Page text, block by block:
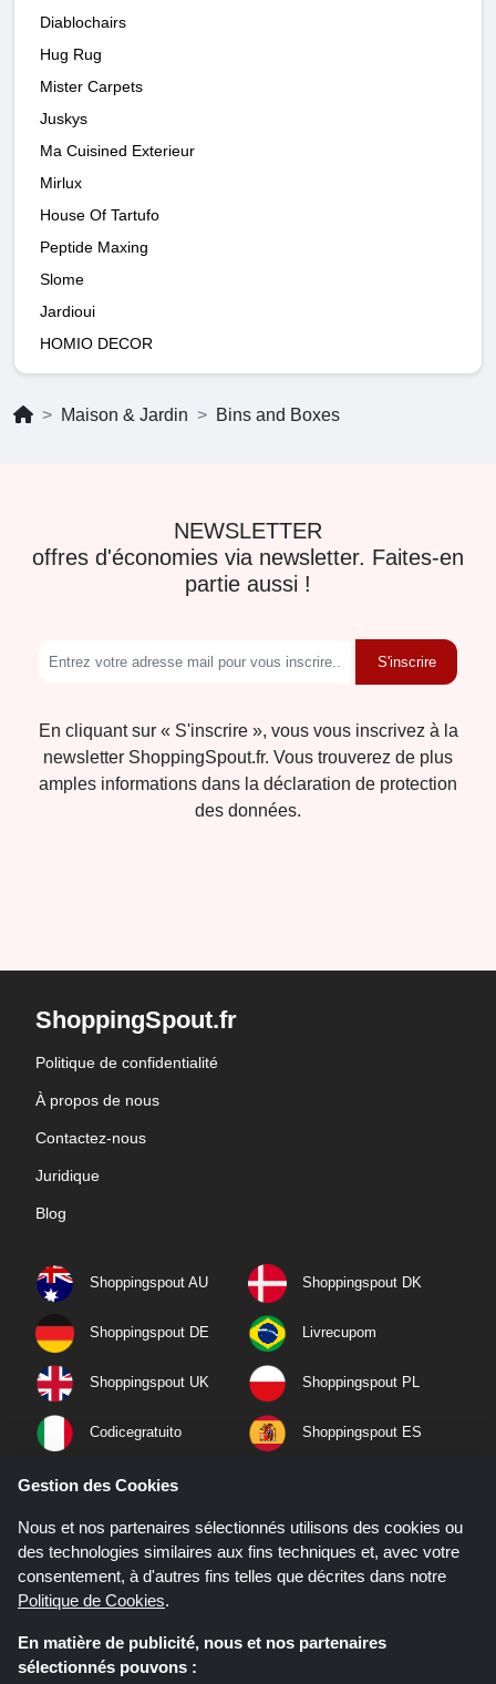
Diablochairs
Hug Rug
Mister Carpets
Juskys
Ma Cuisined Exterieur
Mirlux
House Of Tartufo
Peptide Maxing
Slome
Jardioui
HOMIO DECOR
Maison & Jardin Bins and Boxes
NEWSLETTER
offres d'économies via newsletter. Faites-en
partie aussi !
S'inscrire
En cliquant sur « S'inscrire », vous vous inscrivez à la
newsletter ShoppingSpout.fr. Vous trouverez de plus
amples informations dans la déclaration de protection
des données.
ShoppingSpout.fr
Politique de confidentialité
À propos de nous
Contactez-nous
Juridique
Blog
Shoppingspout AU Shoppingspout DK
Shoppingspout DE Livrecupom
Shoppingspout UK Shoppingspout PL
Codicegratuito Shoppingspout ES
Shoppingspout NL
Shoppingspout PT Shoppingspout NO
Gestion des Cookies
Nous et nos partenaires sélectionnés utilisons des cookies ou
des technologies similaires aux fins techniques et, avec votre
consentement, à d'autres fins telles que décrites dans notre
Politique de Cookies.
En matière de publicité, nous et nos partenaires
sélectionnés pouvons :